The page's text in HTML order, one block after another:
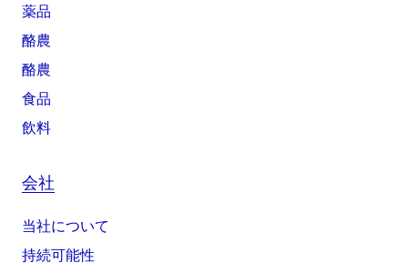
薬品
酪農
酪農
食品
飲料
会社
当社について
持続可能性